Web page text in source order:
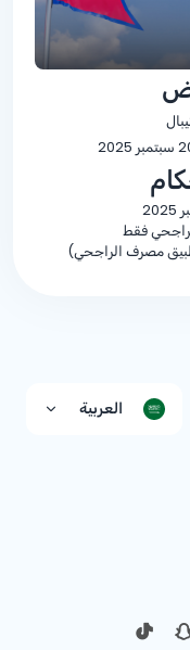
فقط
مصرف الراجحي)
العربية